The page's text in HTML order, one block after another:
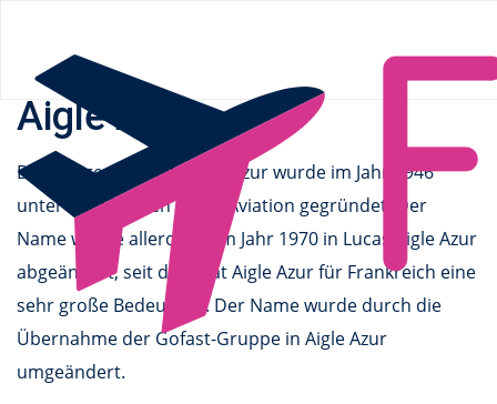
Aigle Azur
Die Fluggesellschaft Aigle Azur wurde im Jahr 1946
unter dem Namen Lucas Aviation gegründet. Der
Name wurde allerdings im Jahr 1970 in Lucas Aigle Azur
abgeändert, seit dem hat Aigle Azur für Frankreich eine
sehr große Bedeutung. Der Name wurde durch die
Übernahme der Gofast-Gruppe in Aigle Azur
umgeändert.